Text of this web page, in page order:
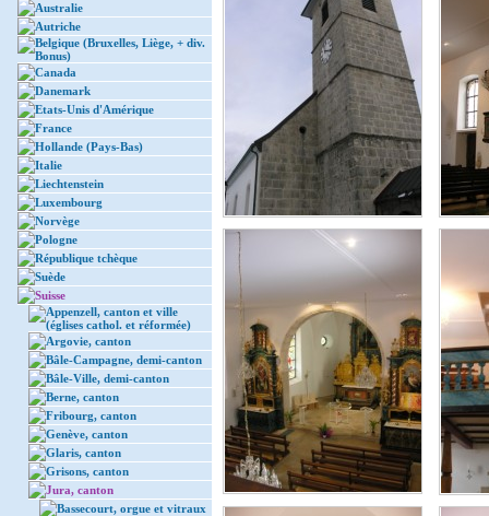
Australie
Autriche
Belgique (Bruxelles, Liège, + div.
Bonus)
Canada
Danemark
Etats-Unis d'Amérique
France
Hollande (Pays-Bas)
Italie
Liechtenstein
Luxembourg
Norvège
Pologne
République tchèque
Suède
Suisse
Appenzell, canton et ville
(églises cathol. et réformée)
Argovie, canton
Bâle-Campagne, demi-canton
Bâle-Ville, demi-canton
Berne, canton
Fribourg, canton
Genève, canton
Glaris, canton
Grisons, canton
Jura, canton
Bassecourt, orgue et vitraux